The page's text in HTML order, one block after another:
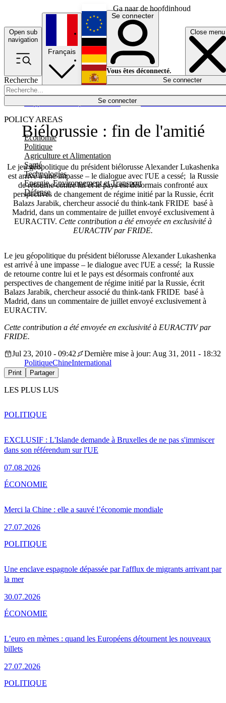
Ga naar de hoofdinhoud
Open sub
navigation
Close menu
Recherche
Se connecter
POLICY AREAS
Economie
Politique
Agriculture et Alimentation
Santé
Technologies
Energie, Environnement et Transport
Défense
Économie
Français
English
Deutsch
Español
Se connecter
Vous êtes déconnecté.
Se connecter
Biélorussie : fin de l'amitié
Le jeu géopolitique du président biélorusse Alexander Lukashenka
est arrivé à une impasse – le dialogue avec l'UE a cessé; la Russie
de retourne contre lui et le pays est désormais confronté aux
perspectives de changement de régime initié par la Russie, écrit
Balazs Jarabik, chercheur associé du think-tank FRIDE basé à
Madrid, dans un commentaire de juillet envoyé exclusivement à
EURACTIV. Cette contribution a été envoyée en exclusivité à
EURACTIV par FRIDE.
Le jeu géopolitique du président biélorusse Alexander Lukashenka
est arrivé à une impasse – le dialogue avec l'UE a cessé; la Russie
de retourne contre lui et le pays est désormais confronté aux
perspectives de changement de régime initié par la Russie, écrit
Balazs Jarabik, chercheur associé du think-tank FRIDE basé à
Madrid, dans un commentaire de juillet envoyé exclusivement à
EURACTIV.
Cette contribution a été envoyée en exclusivité à EURACTIV par
FRIDE.
Jul 23, 2010 - 09:42
Dernière mise à jour: Aug 31, 2011 - 18:32
PolitiqueChineInternational
Print Partager
LES PLUS LUS
EXCLUSIF : L'Islande demande à Bruxelles de ne pas s'immiscer
dans son référendum sur l'UE
07.08.2026
POLITIQUE
Merci la Chine : elle a sauvé l’économie mondiale
27.07.2026
ÉCONOMIE
Une enclave espagnole dépassée par l'afflux de migrants arrivant par
la mer
30.07.2026
POLITIQUE
L’euro en mèmes : quand les Européens détournent les nouveaux
billets
27.07.2026
ÉCONOMIE
POLITIQUE